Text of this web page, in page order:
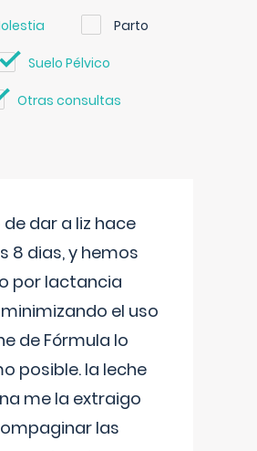
Parto
Suelo Pélvico
Otras consultas
dar a liz hace
8 dias, y hemos
por lactancia
el uso
de Fórmula lo
posible. la leche
me la extraigo
las